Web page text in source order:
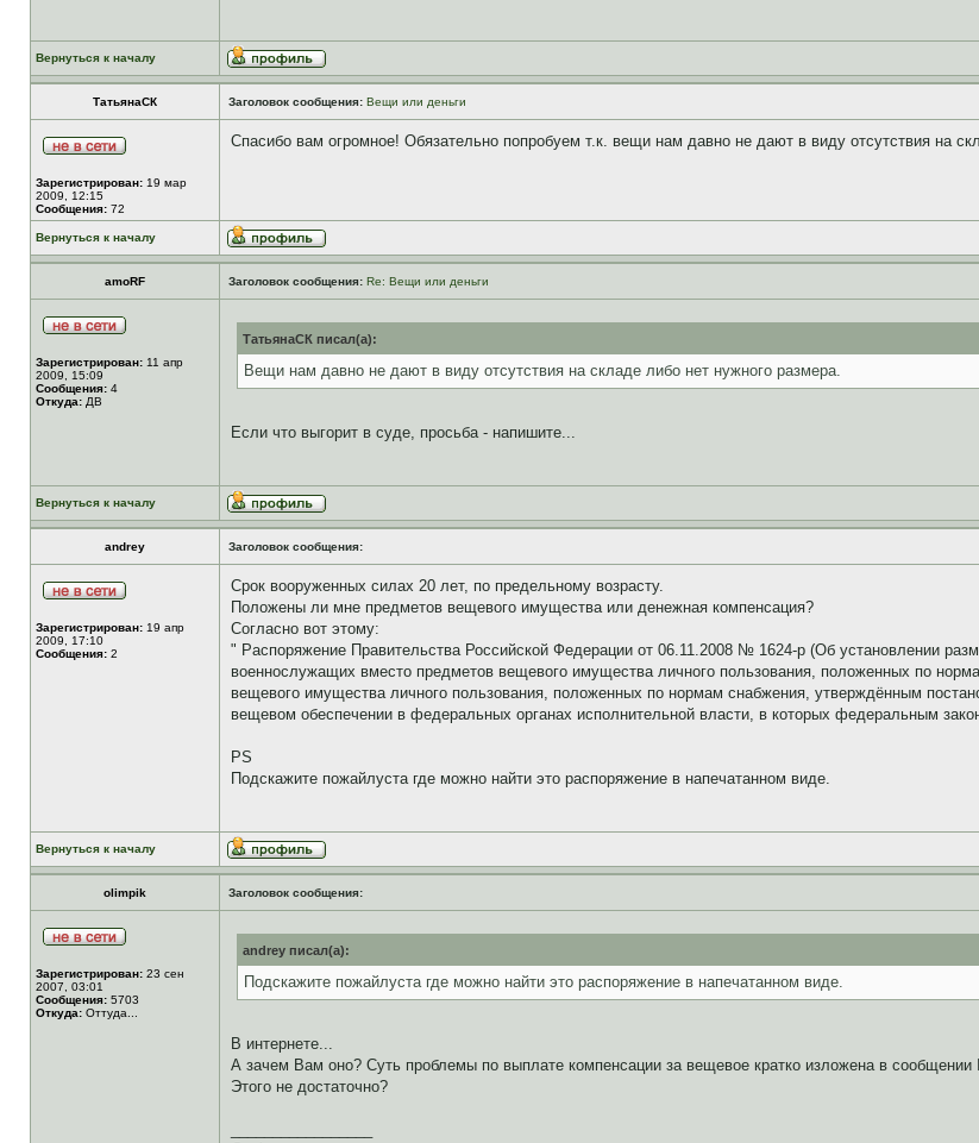
Вернуться к началу
ТатьянаСК Заголовок сообщения: Вещи или деньги
Зарегистрирован: 19 мар
2009, 12:15
Сообщения: 72
Спасибо вам огромное! Обязательно попробуем т.к. вещи нам давно не дают в виду отсутствия на
Вернуться к началу
amoRF Заголовок сообщения: Re: Вещи или деньги
Зарегистрирован: 11 апр
2009, 15:09
Сообщения: 4
Откуда: ДВ
ТатьянаСК писал(а):
Вещи нам давно не дают в виду отсутствия на складе либо нет нужного размера.
Если что выгорит в суде, просьба - напишите...
Вернуться к началу
andrey Заголовок сообщения:
Зарегистрирован: 19 апр
2009, 17:10
Сообщения: 2
Срок вооруженных силах 20 лет, по предельному возрасту.
Положены ли мне предметов вещевого имущества или денежная компенсация?
Согласно вот этому:
" Распоряжение Правительства Российской Федерации от 06.11.2008 № 1624-р (Об установлении
военнослужащих вместо предметов вещевого имущества личного пользования, положенных по
вещевого имущества личного пользования, положенных по нормам снабжения, утверждённым
вещевом обеспечении в федеральных органах исполнительной власти, в которых федеральным
PS
Подскажите пожайлуста где можно найти это распоряжение в напечатанном виде.
Вернуться к началу
olimpik Заголовок сообщения:
Зарегистрирован: 23 сен
2007, 03:01
Сообщения: 5703
Откуда: Оттуда...
andrey писал(а):
Подскажите пожайлуста где можно найти это распоряжение в напечатанном виде.
В интернете...
А зачем Вам оно? Суть проблемы по выплате компенсации за вещевое кратко изложена в
Этого не достаточно?